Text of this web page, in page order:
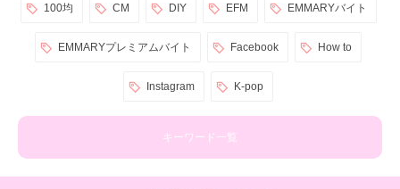
100均 CM DIY EFM EMMARYバイト
EMMARYプレミアムバイト Facebook How to
Instagram K-pop
キーワード一覧